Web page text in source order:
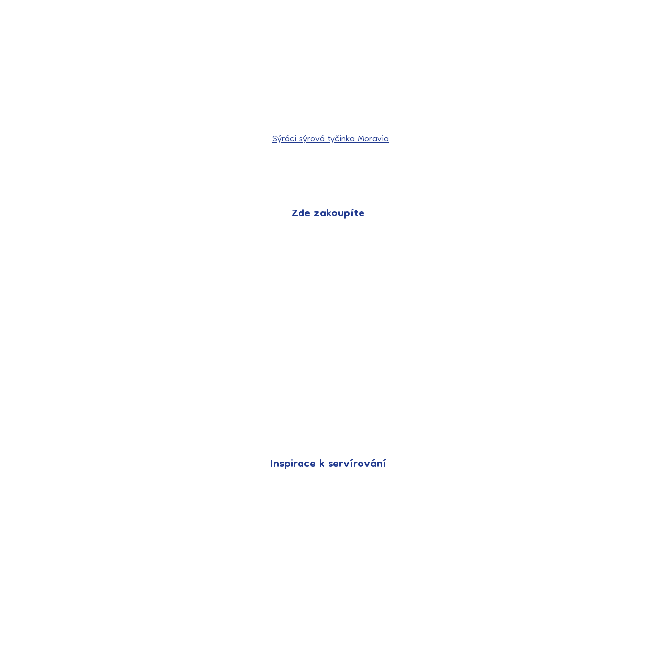
Sýráci sýrová tyčinka Moravia
Zde zakoupíte
Inspirace k servírování